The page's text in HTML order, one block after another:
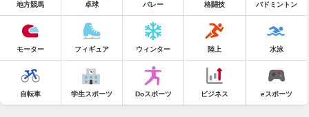
地方競馬 卓球 バレー 格闘技 バドミントン
モーター フィギュア ウィンター 陸上 水泳
自転車 学生スポーツ Doスポーツ ビジネス eスポーツ